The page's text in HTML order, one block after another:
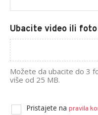
Ubacite video ili foto
Možete da ubacite do 3
više od 25 MB.
Pristajete na pravila